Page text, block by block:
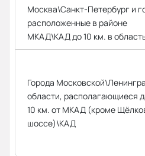
Москва\Санкт-Петербург и
расположенные в районе
МКАД\КАД до 10 км. в
Города
области, располагающиеся
10 км. от МКАД (кроме
шоссе)\КАД